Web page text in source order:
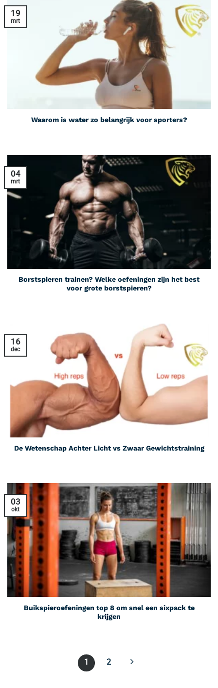
Waarom is water zo belangrijk voor sporters?
19
mrt
Borstspieren trainen? Welke oefeningen zijn het best
voor grote borstspieren?
04
mrt
De Wetenschap Achter Licht vs Zwaar Gewichtstraining
16
dec
Buikspieroefeningen top 8 om snel een sixpack te
krijgen
03
okt
1 2